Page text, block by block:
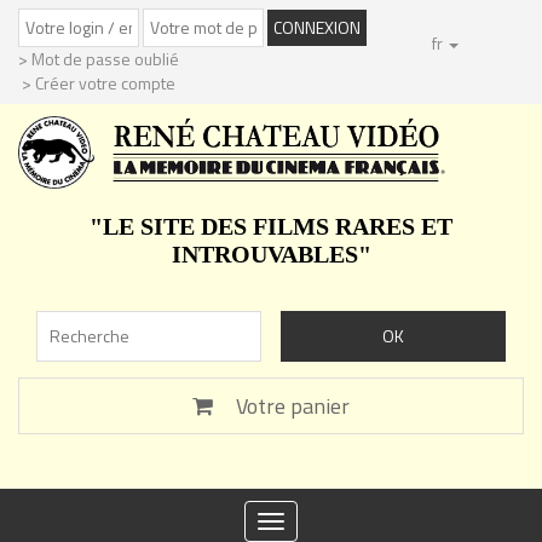
> Mot de passe oublié
> Créer votre compte
fr
"LE SITE DES FILMS RARES ET
INTROUVABLES"
Votre panier
Toggle